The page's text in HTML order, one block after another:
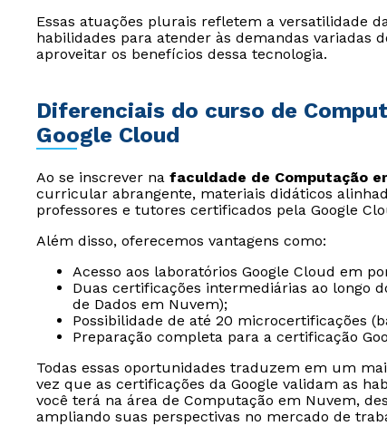
Essas atuações plurais refletem a versatilidade
habilidades para atender às demandas variadas
aproveitar os benefícios dessa tecnologia.
Diferenciais do curso de
Google Cloud
Ao se inscrever na faculdade de Computação
curricular abrangente, materiais didáticos
professores e tutores certificados pela Google
Além disso, oferecemos vantagens como:
Acesso aos laboratórios Google Cloud em
Duas certificações intermediárias ao longo
de Dados em Nuvem);
Possibilidade de até 20 microcertificações
Preparação completa para a certificação
Todas essas oportunidades traduzem em um
vez que as certificações da Google validam as
você terá na área de Computação em Nuvem,
ampliando suas perspectivas no mercado de